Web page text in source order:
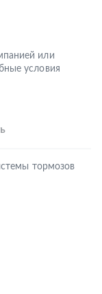
или
условия
тормозов